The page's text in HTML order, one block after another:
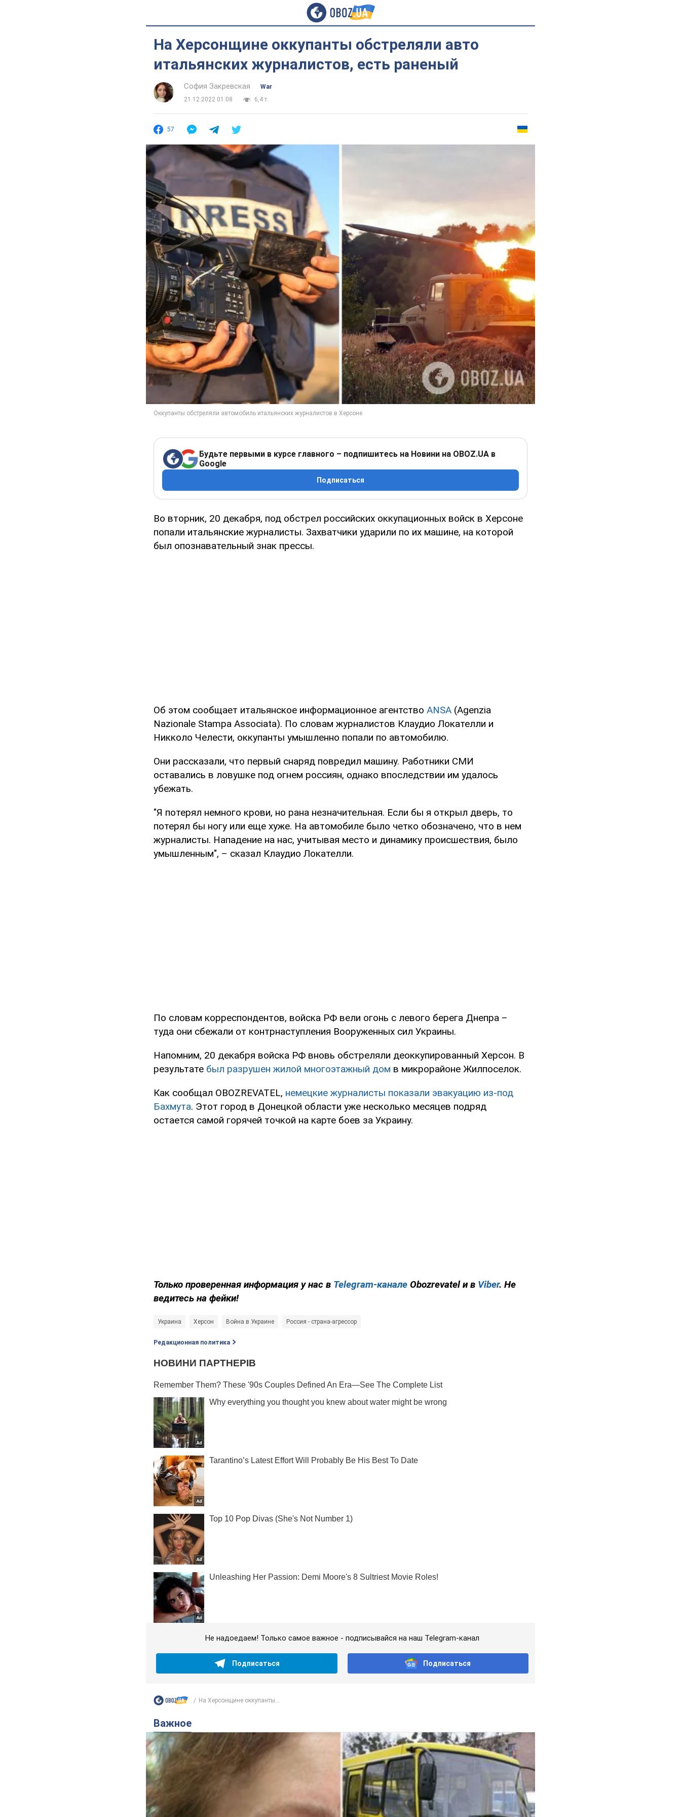
На Херсонщине оккупанты обстреляли авто
итальянских журналистов, есть раненый
София Закревская
War
21.12.2022 01:08
6,4 т.
57
Будьте первыми в курсе главного – подпишитесь на Новини на OBOZ.UA в
Google
Подписаться
Во вторник, 20 декабря, под обстрел российских оккупационных войск в Херсоне
попали итальянские журналисты. Захватчики ударили по их машине, на которой
был опознавательный знак прессы.
Об этом сообщает итальянское информационное агентство ANSA (Agenzia
Nazionale Stampa Associata). По словам журналистов Клаудио Локателли и
Никколо Челести, оккупанты умышленно попали по автомобилю.
Они рассказали, что первый снаряд повредил машину. Работники СМИ
оставались в ловушке под огнем россиян, однако впоследствии им удалось
убежать.
"Я потерял немного крови, но рана незначительная. Если бы я открыл дверь, то
потерял бы ногу или еще хуже. На автомобиле было четко обозначено, что в нем
журналисты. Нападение на нас, учитывая место и динамику происшествия, было
умышленным", – сказал Клаудио Локателли.
По словам корреспондентов, войска РФ вели огонь с левого берега Днепра –
туда они сбежали от контрнаступления Вооруженных сил Украины.
Напомним, 20 декабря войска РФ вновь обстреляли деоккупированный Херсон. В
результате был разрушен жилой многоэтажный дом в микрорайоне Жилпоселок.
Как сообщал OBOZREVATEL, немецкие журналисты показали эвакуацию из-под
Бахмута. Этот город в Донецкой области уже несколько месяцев подряд
остается самой горячей точкой на карте боев за Украину.
Только проверенная информация у нас в Telegram-канале Obozrevatel и в Viber. Не
ведитесь на фейки!
Украина Херсон Война в Украине Россия - страна-агрессор
Редакционная политика
Не надоедаем! Только самое важное - подписывайся на наш Telegram-канал
Подписаться Подписаться
На Херсонщине оккупанты...
Важное